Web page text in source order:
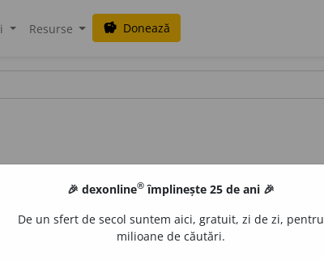
Resurse savings Donează
🎉 dexonline® împlinește 25 de ani 🎉
De un sfert de secol suntem aici, gratuit, zi de zi, pentru
milioane de căutări.